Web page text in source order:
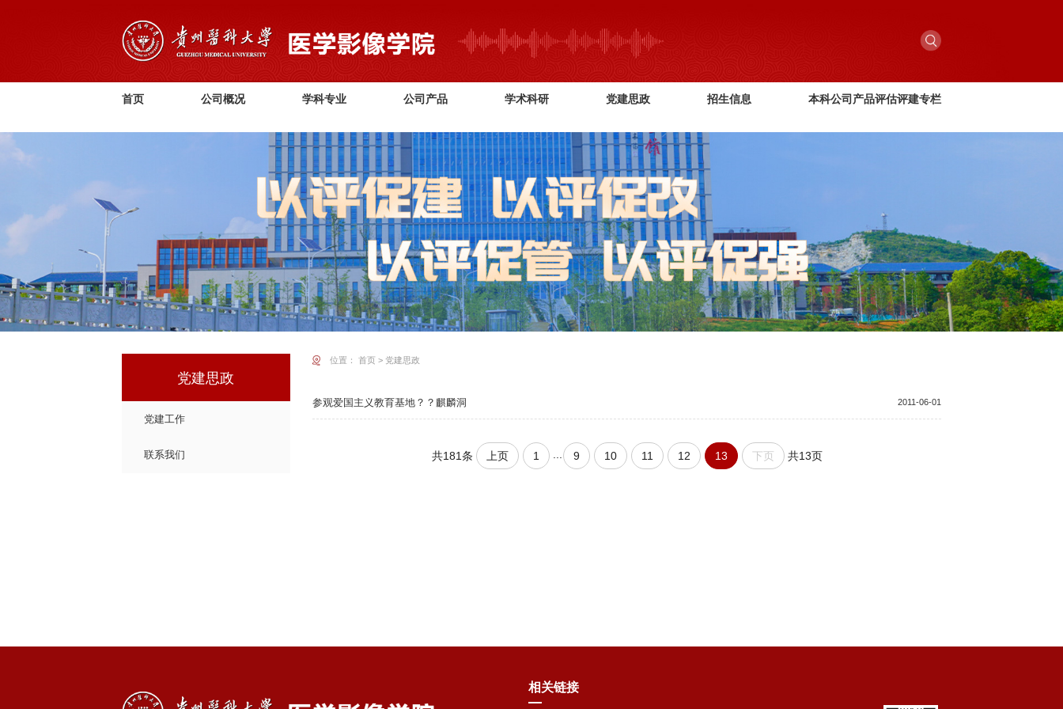
首页 公司概况 学科专业 公司产品 学术科研 党建思政 招生信息 本科公司产品评估评建专栏
党建思政
党建工作
联系我们
位置：首页 > 党建思政
2011-06-01
参观爱国主义教育基地？？麒麟洞
共181条 上页 1 ... 9 10 11 12 13 下页 共13页
相关链接